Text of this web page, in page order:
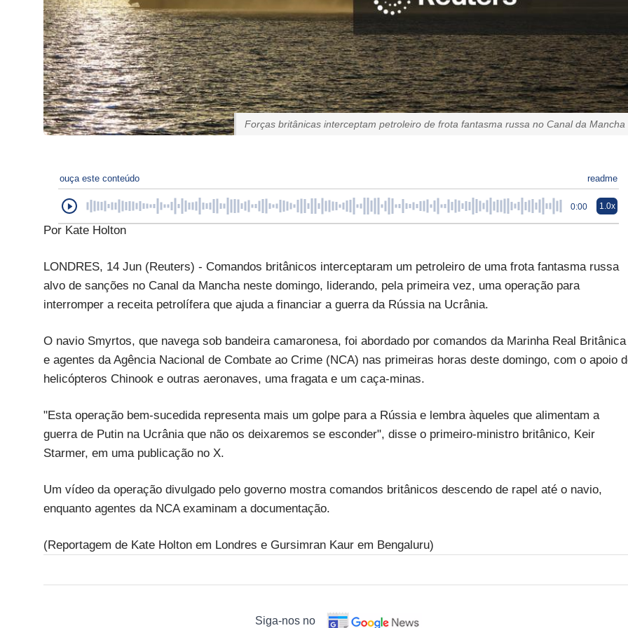
Forças britânicas interceptam petroleiro de frota fantasma russa no Canal da Mancha
ouça este conteúdo readme
0:00 1.0x
Por Kate Holton
LONDRES, 14 Jun (Reuters) - Comandos britânicos interceptaram um petroleiro de uma frota fantasma russa
alvo de sanções no Canal da Mancha neste domingo, liderando, pela primeira vez, uma operação para
interromper a receita petrolífera que ajuda a financiar a guerra da Rússia na Ucrânia.
O navio Smyrtos, que navega sob bandeira camaronesa, foi abordado por comandos da Marinha Real Britânica
e agentes da Agência Nacional de Combate ao Crime (NCA) nas primeiras horas deste domingo, com o apoio
helicópteros Chinook e outras aeronaves, uma fragata e um caça-minas.
"Esta operação bem-sucedida representa mais um golpe para a Rússia e lembra àqueles que alimentam a
guerra de Putin na Ucrânia que não os deixaremos se esconder", disse o primeiro-ministro britânico, Keir
Starmer, em uma publicação no X.
Um vídeo da operação divulgado pelo governo mostra comandos britânicos descendo de rapel até o navio,
enquanto agentes da NCA examinam a documentação.
(Reportagem de Kate Holton em Londres e Gursimran Kaur em Bengaluru)
Siga-nos no